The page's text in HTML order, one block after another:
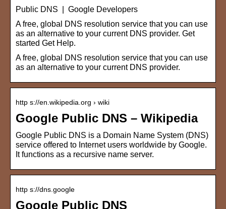
Public DNS | Google Developers
A free, global DNS resolution service that you can use
as an alternative to your current DNS provider. Get
started Get Help.
A free, global DNS resolution service that you can use
as an alternative to your current DNS provider.
http s://en.wikipedia.org › wiki
Google Public DNS – Wikipedia
Google Public DNS is a Domain Name System (DNS)
service offered to Internet users worldwide by Google.
It functions as a recursive name server.
http s://dns.google
Google Public DNS